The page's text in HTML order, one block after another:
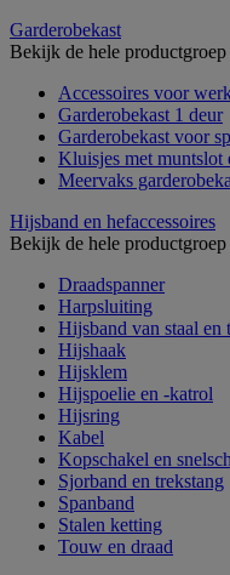
Garderobekast
Bekijk de hele productgroep
Accessoires voor
Garderobekast 1 deur
Garderobekast voor
Kluisjes met muntslot
Meervaks
Hijsband en hefaccessoires
Bekijk de hele productgroep
Draadspanner
Harpsluiting
Hijsband van staal en
Hijshaak
Hijsklem
Hijspoelie en -katrol
Hijsring
Kabel
Kopschakel en
Sjorband en trekstang
Spanband
Stalen ketting
Touw en draad